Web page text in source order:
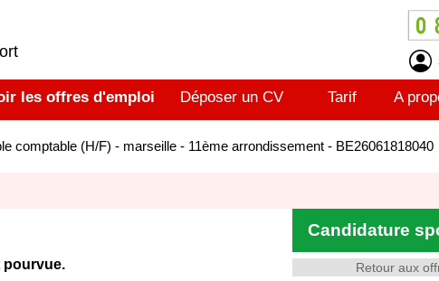
les offres d'emploi Déposer un CV Tarif A
comptable (H/F) - marseille - 11ème arrondissement - BE26061818040
Retour aux
Candidature
pourvue.